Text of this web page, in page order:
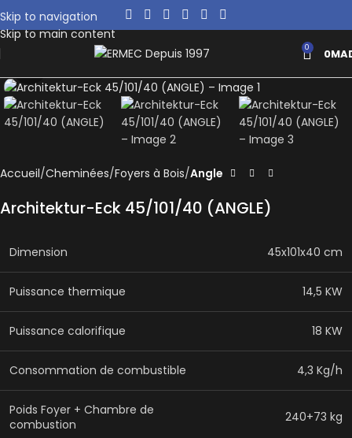
Skip to navigation
Skip to main content
0 0
Accueil Cheminées Foyers à Bois Angle
Architektur-Eck 45/101/40 (ANGLE)
Dimension 45x101x40 cm
Puissance thermique 14,5 KW
Puissance calorifique 18 KW
Consommation de combustible 4,3 Kg/h
Poids Foyer + Chambre de
combustion
240+73 kg